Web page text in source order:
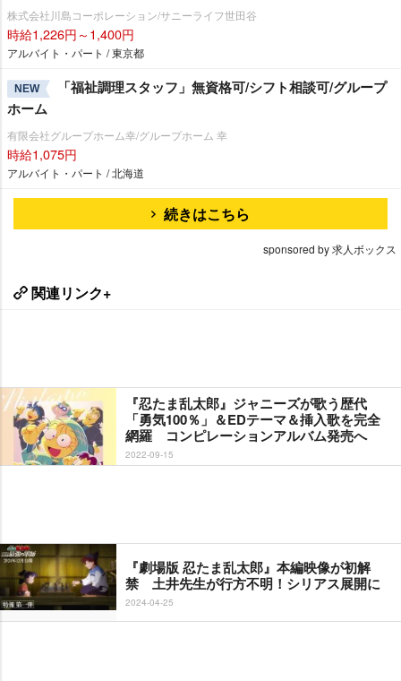
株式会社川島コーポレーション/サニーライフ世田谷
時給1,226円～1,400円
アルバイト・パート / 東京都
NEW
「福祉調理スタッフ」無資格可/シフト相談可/グループ
ホーム
有限会社グループホーム幸/グループホーム 幸
時給1,075円
アルバイト・パート / 北海道
続きはこちら
sponsored by 求人ボックス
関連リンク+
『忍たま乱太郎』ジャニーズが歌う歴代
「勇気100％」＆EDテーマ＆挿入歌を完全
網羅 コンピレーションアルバム発売へ
2022-09-15
『劇場版 忍たま乱太郎』本編映像が初解
禁 土井先生が行方不明！シリアス展開に
2024-04-25